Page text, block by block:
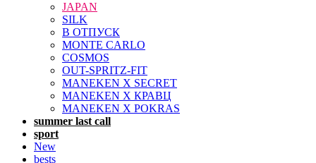
JAPAN
SILK
В ОТПУСК
MONTE CARLO
COSMOS
OUT-SPRITZ-FIT
MANEKEN X SECRET
MANEKEN X КРАВЦ
MANEKEN X POKRAS
summer last call
sport
New
bests